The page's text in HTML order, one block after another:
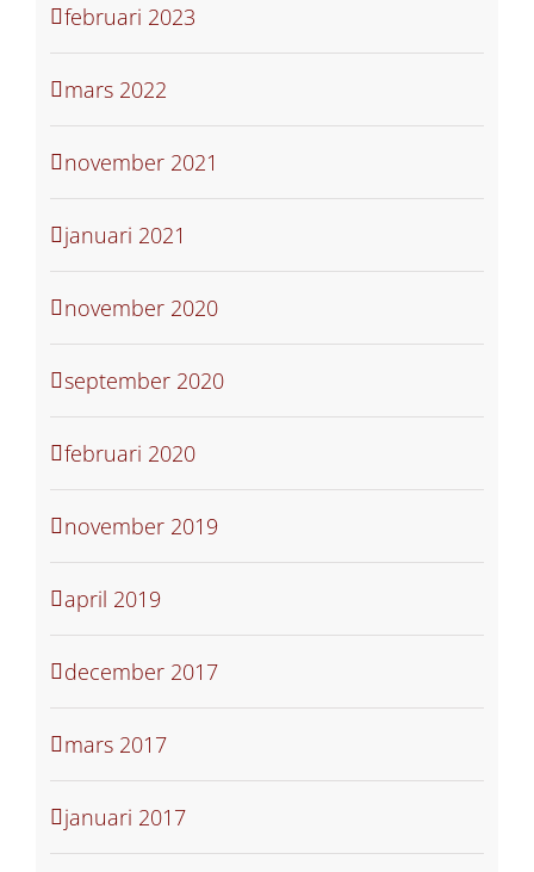
februari 2023
mars 2022
november 2021
januari 2021
november 2020
september 2020
februari 2020
november 2019
april 2019
december 2017
mars 2017
januari 2017